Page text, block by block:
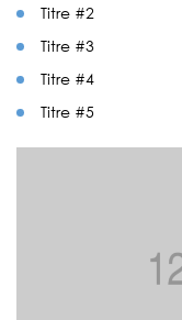
Titre #2
Titre #3
Titre #4
Titre #5